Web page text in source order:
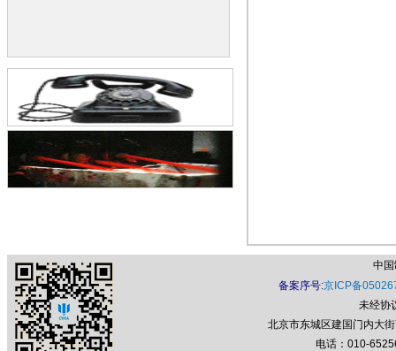
中
备案序号:京ICP备
未经协
北京市东城区建国门内大
电话：010-